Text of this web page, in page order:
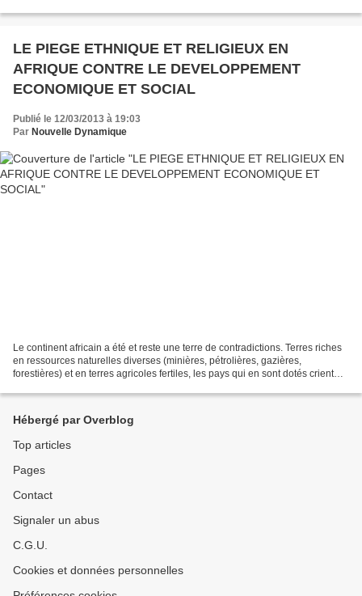
LE PIEGE ETHNIQUE ET RELIGIEUX EN
AFRIQUE CONTRE LE DEVELOPPEMENT
ECONOMIQUE ET SOCIAL
Publié le 12/03/2013 à 19:03
Par Nouvelle Dynamique
Le continent africain a été et reste une terre de contradictions. Terres riches
en ressources naturelles diverses (minières, pétrolières, gazières,
forestières) et en terres agricoles fertiles, les pays qui en sont dotés crient
Hébergé par Overblog
Top articles
Pages
Contact
Signaler un abus
C.G.U.
Cookies et données personnelles